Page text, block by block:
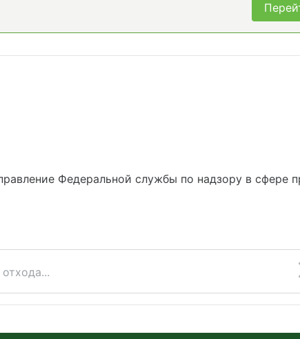
Федеральной службы по надзору в сфере